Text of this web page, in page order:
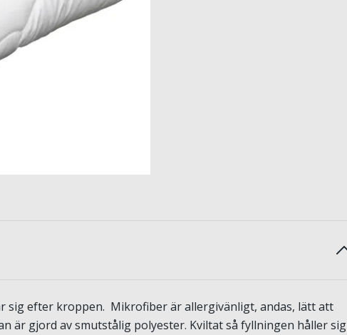
sig efter kroppen. Mikrofiber är allergivänligt, andas, lätt att
är gjord av smutstålig polyester. Kviltat så fyllningen håller sig